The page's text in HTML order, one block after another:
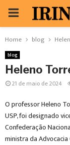
PRIMARY
MENU
Home blog
blog
Heleno
21 de maio de 2024
O professor Heleno
USP, foi designado
Confederação
ministra da